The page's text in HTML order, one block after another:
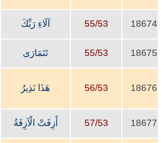
18674
55/53 آلَاءِ رَبِّكَ
18675
55/53 تَتَمَارَى
18676
56/53 هَذَا نَذِيرٌ
18677
57/53 أَزِفَتْ الْآزِفَةُ